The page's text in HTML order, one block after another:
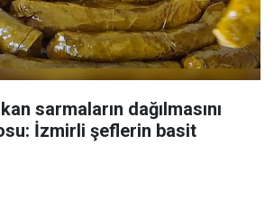
sarmaların dağılmasını
İzmirli şeflerin basit